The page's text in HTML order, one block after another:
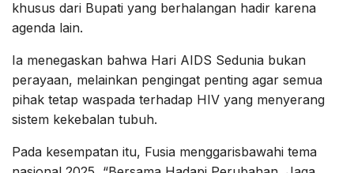
khusus dari Bupati yang berhalangan hadir karena
agenda lain.
Ia menegaskan bahwa Hari AIDS Sedunia bukan
perayaan, melainkan pengingat penting agar semua
pihak tetap waspada terhadap HIV yang menyerang
sistem kekebalan tubuh.
Pada kesempatan itu, Fusia menggarisbawahi tema